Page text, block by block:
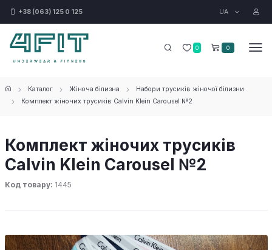
+38 (063) 125 0 125 UA
0 0
Каталог Жіноча білизна
Набори трусиків жіночої білизни
Комплект жіночих трусиків Calvin Klein Carousel №2
Комплект жіночих трусиків
Calvin Klein Carousel №2
Код товару: 1445